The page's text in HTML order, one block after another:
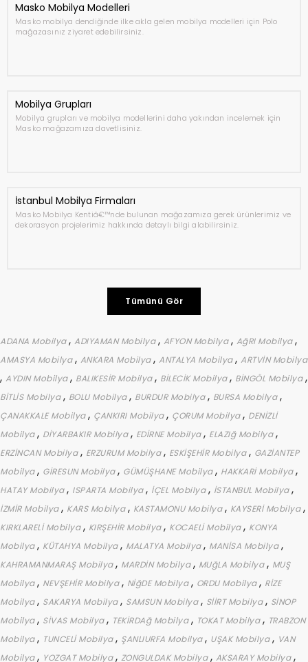
Masko Mobilya Modelleri
Masko mobilya dendiğinde ilke akla gelen mobilya modelleri için Polo
mağazasınız ziyaret edebilirsiniz.
Mobilya Grupları
Mobilya grupları ve mobilya modellerini daha yakından incelemek için
Masko mağazamıza davetlisiniz.
İstanbul Mobilya Firmaları
Masko Mobilya Kentiâ€™nde bulunan mağazamıza gerek ürünlerimiz ve
dekorasyon projelerimiz hakkında detaylı bilgi alabilirsiniz.
Tümünü Gör
ADANA Mobilya, ADIYAMAN Mobilya, AFYON Mobilya, AğRI Mobilya,
AMASYA Mobilya, ANKARA Mobilya, ANTALYA Mobilya, ARTVİN Mobilya
, AYDIN Mobilya, BALIKESİR Mobilya, BİLECİK Mobilya, BİNGÖL Mobilya,
BİTLİS Mobilya, BOLU Mobilya, BURDUR Mobilya, BURSA Mobilya,
ÇANAKKALE Mobilya, ÇANKIRI Mobilya, ÇORUM Mobilya, DENİZLİ
Mobilya, DİYARBAKIR Mobilya, EDİRNE Mobilya, ELAZIğ Mobilya,
ERZİNCAN Mobilya, ERZURUM Mobilya, ESKİŞEHİR Mobilya, GAZİANTEP
Mobilya, GİRESUN Mobilya, GÜMÜŞHANE Mobilya, HAKKARİ Mobilya,
HATAY Mobilya, ISPARTA Mobilya, İÇEL Mobilya, İSTANBUL Mobilya,
İZMİR Mobilya, KARS Mobilya, KASTAMONU Mobilya, KAYSERİ Mobilya,
KIRKLARELİ Mobilya, KIRŞEHİR Mobilya, KOCAELİ Mobilya, KONYA
Mobilya, KÜTAHYA Mobilya, MALATYA Mobilya, MANİSA Mobilya,
KAHRAMANMARAŞ Mobilya, MARDİN Mobilya, MUğLA Mobilya, MUŞ
Mobilya, NEVŞEHİR Mobilya, NİğDE Mobilya, ORDU Mobilya, RİZE
Mobilya, SAKARYA Mobilya, SAMSUN Mobilya, SİİRT Mobilya, SİNOP
Mobilya, SİVAS Mobilya, TEKİRDAğ Mobilya, TOKAT Mobilya, TRABZON
Mobilya, TUNCELİ Mobilya, ŞANLIURFA Mobilya, UŞAK Mobilya, VAN
Mobilya, YOZGAT Mobilya, ZONGULDAK Mobilya, AKSARAY Mobilya,